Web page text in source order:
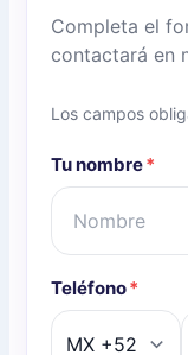
Completa el
contactará en
Los campos
Tu nombre*
Teléfono*